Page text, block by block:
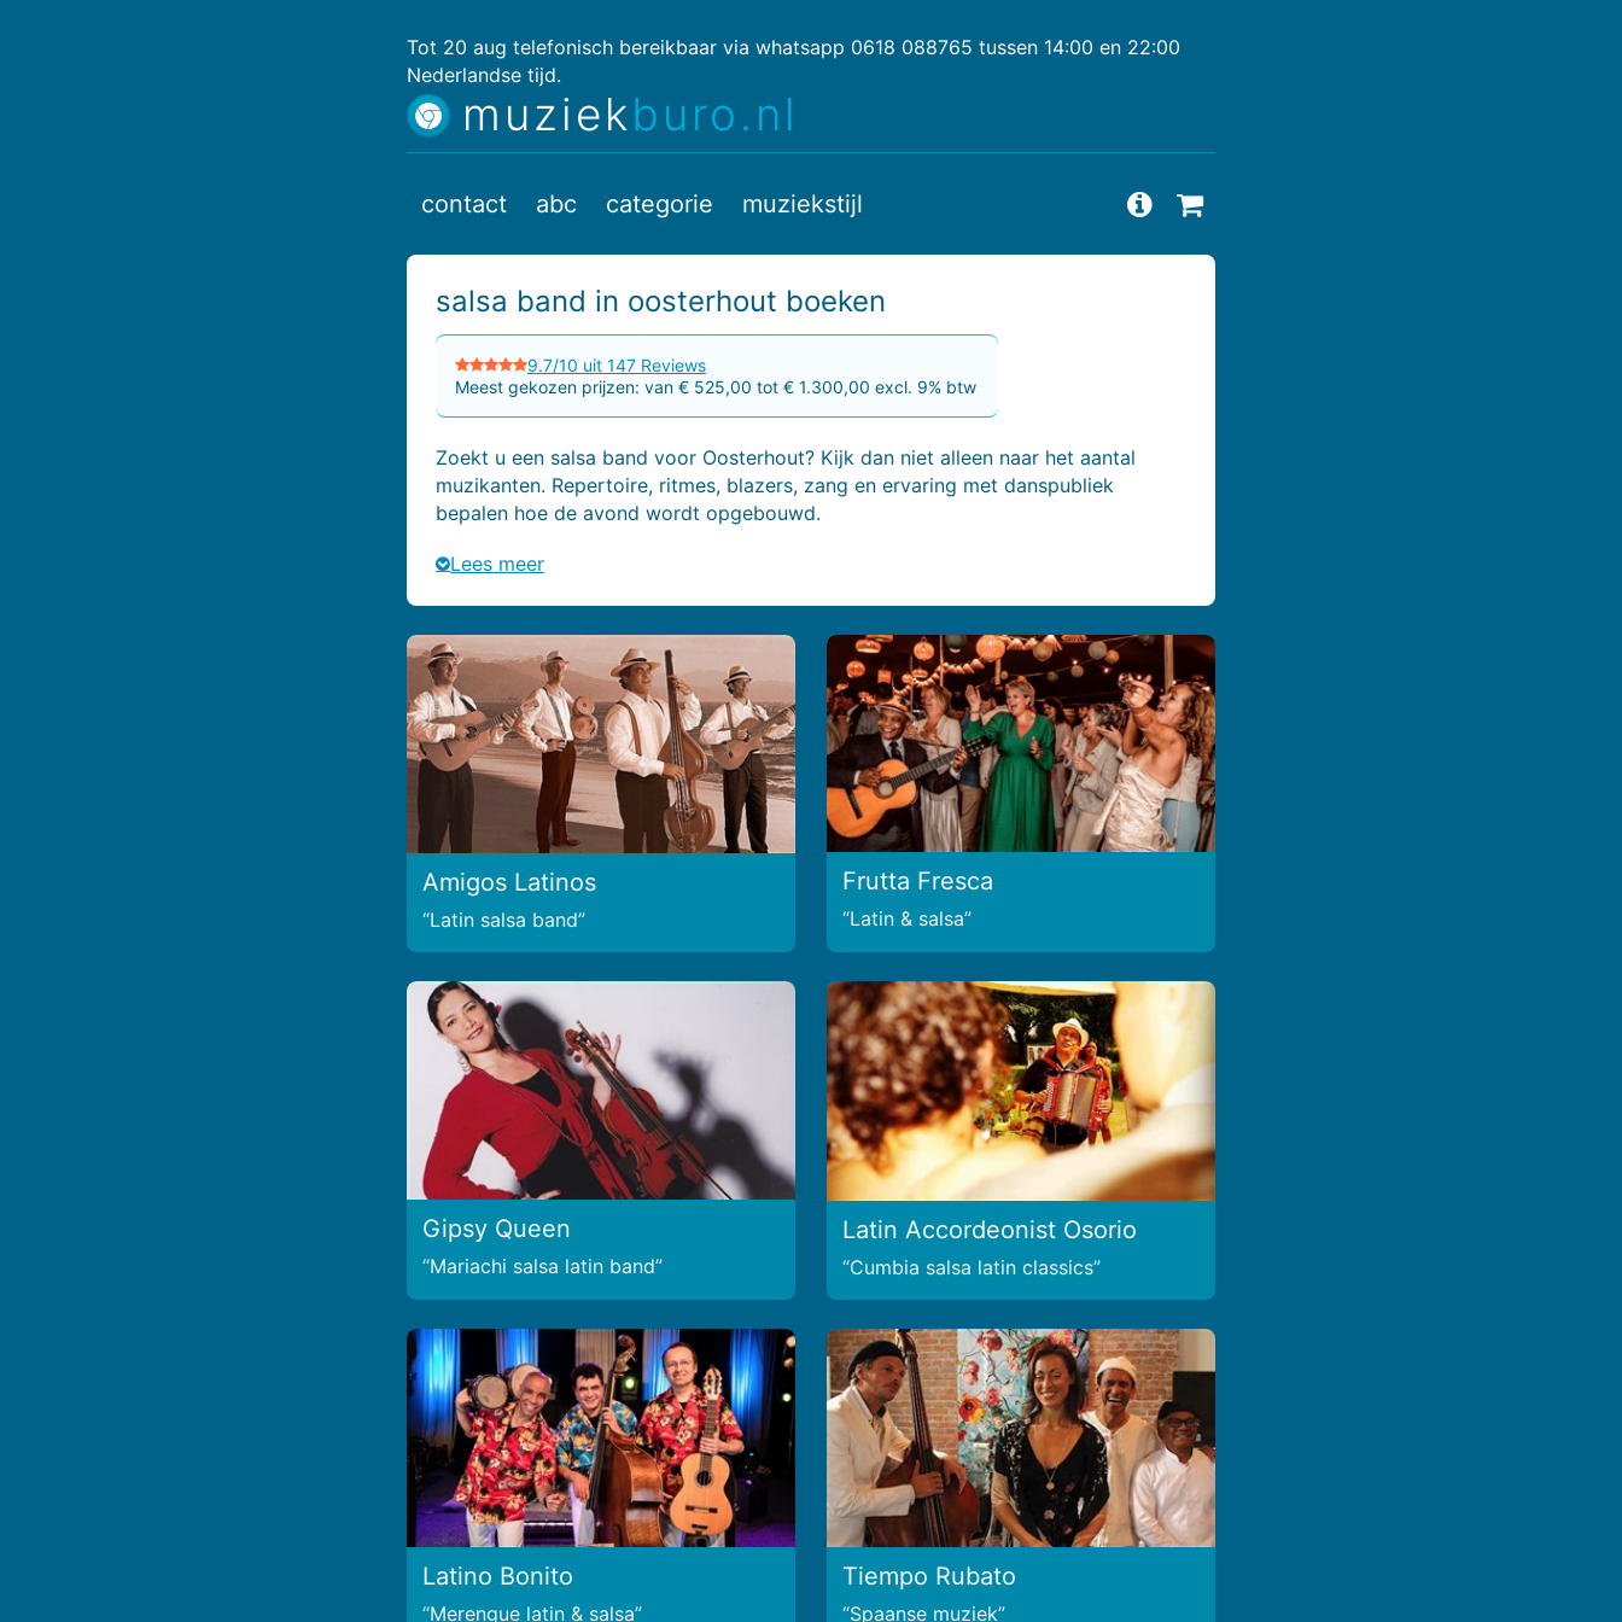
Tot 20 aug telefonisch bereikbaar via whatsapp 0618 088765 tussen 14:00 en 22:00
Nederlandse tijd.
muziekburo.nl
salsa band in oosterhout boeken
9.7/10 uit 147 Reviews
Meest gekozen prijzen: van € 525,00 tot € 1.300,00 excl. 9% btw
Zoekt u een salsa band voor Oosterhout? Kijk dan niet alleen naar het aantal
muzikanten. Repertoire, ritmes, blazers, zang en ervaring met danspubliek
bepalen hoe de avond wordt opgebouwd.
Lees meer
Amigos Latinos
Latin salsa band
Frutta Fresca
Latin & salsa
Gipsy Queen
Mariachi salsa latin band
Latin Accordeonist Osorio
Cumbia salsa latin classics
Latino Bonito
Merengue latin & salsa
Tiempo Rubato
Spaanse muziek
contact abc categorie muziekstijl Vragen en antwoorden bekijken
Beschikbaarheid aanvragen